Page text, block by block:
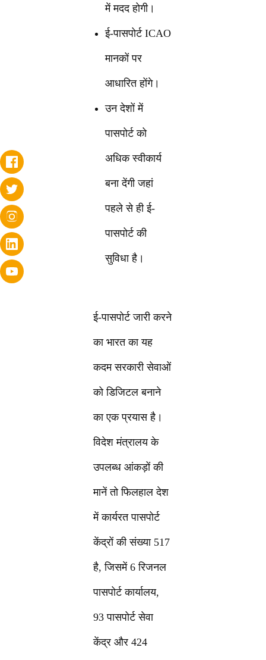
में मदद होगी।
ई-पासपोर्ट ICAO
मानकों पर
आधारित होंगे।
उन देशों में
पासपोर्ट को
अधिक स्वीकार्य
बना देंगी जहां
पहले से ही ई-
पासपोर्ट की
सुविधा है।
ई-पासपोर्ट जारी करने
का भारत का यह
कदम सरकारी सेवाओं
को डिजिटल बनाने
का एक प्रयास है।
विदेश मंत्रालय के
उपलब्ध आंकड़ों की
मानें तो फिलहाल देश
में कार्यरत पासपोर्ट
केंद्रों की संख्या 517
है, जिसमें 6 रिजनल
पासपोर्ट कार्यालय,
93 पासपोर्ट सेवा
केंद्र और 424